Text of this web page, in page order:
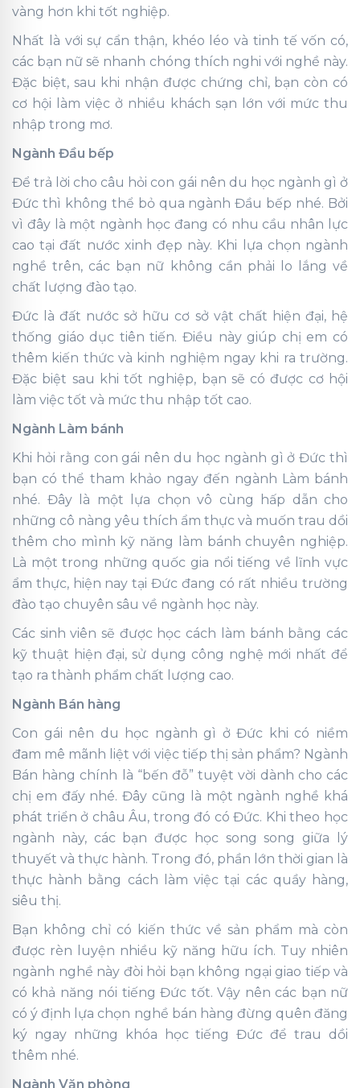
vàng hơn khi tốt nghiệp.
Nhất là với sự cẩn thận, khéo léo và tinh tế vốn có,
các bạn nữ sẽ nhanh chóng thích nghi với nghề này.
Đặc biệt, sau khi nhận được chứng chỉ, bạn còn có
cơ hội làm việc ở nhiều khách sạn lớn với mức thu
nhập trong mơ.
Ngành Đầu bếp
Để trả lời cho câu hỏi con gái nên du học ngành gì ở
Đức thì không thể bỏ qua ngành Đầu bếp nhé. Bởi
vì đây là một ngành học đang có nhu cầu nhân lực
cao tại đất nước xinh đẹp này. Khi lựa chọn ngành
nghề trên, các bạn nữ không cần phải lo lắng về
chất lượng đào tạo.
Đức là đất nước sở hữu cơ sở vật chất hiện đại, hệ
thống giáo dục tiên tiến. Điều này giúp chị em có
thêm kiến thức và kinh nghiệm ngay khi ra trường.
Đặc biệt sau khi tốt nghiệp, bạn sẽ có được cơ hội
làm việc tốt và mức thu nhập tốt cao.
Ngành Làm bánh
Khi hỏi rằng con gái nên du học ngành gì ở Đức thì
bạn có thể tham khảo ngay đến ngành Làm bánh
nhé. Đây là một lựa chọn vô cùng hấp dẫn cho
những cô nàng yêu thích ẩm thực và muốn trau dồi
thêm cho mình kỹ năng làm bánh chuyên nghiệp.
Là một trong những quốc gia nổi tiếng về lĩnh vực
ẩm thực, hiện nay tại Đức đang có rất nhiều trường
đào tạo chuyên sâu về ngành học này.
Các sinh viên sẽ được học cách làm bánh bằng các
kỹ thuật hiện đại, sử dụng công nghệ mới nhất để
tạo ra thành phẩm chất lượng cao.
Ngành Bán hàng
Con gái nên du học ngành gì ở Đức khi có niềm
đam mê mãnh liệt với việc tiếp thị sản phẩm? Ngành
Bán hàng chính là “bến đỗ” tuyệt vời dành cho các
chị em đấy nhé. Đây cũng là một ngành nghề khá
phát triển ở châu Âu, trong đó có Đức. Khi theo học
ngành này, các bạn được học song song giữa lý
thuyết và thực hành. Trong đó, phần lớn thời gian là
thực hành bằng cách làm việc tại các quầy hàng,
siêu thị.
Bạn không chỉ có kiến thức về sản phẩm mà còn
được rèn luyện nhiều kỹ năng hữu ích. Tuy nhiên
ngành nghề này đòi hỏi bạn không ngại giao tiếp và
có khả năng nói tiếng Đức tốt. Vậy nên các bạn nữ
có ý định lựa chọn nghề bán hàng đừng quên đăng
ký ngay những khóa học tiếng Đức để trau dồi
thêm nhé.
Ngành Văn phòng